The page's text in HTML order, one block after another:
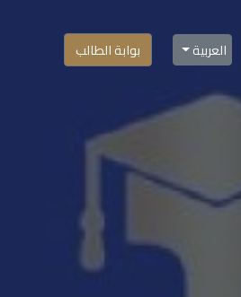
العربية بوابة الطالب